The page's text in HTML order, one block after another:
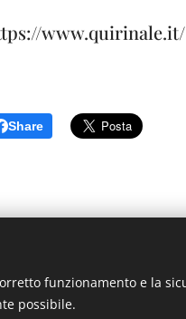
www.quirinale.it/
Share
funzionamento e la
possibile.